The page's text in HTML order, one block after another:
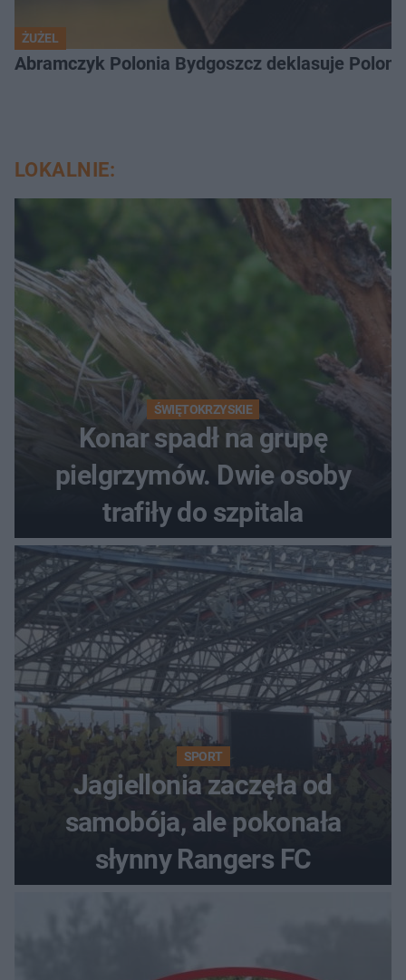
ŻUŻEL
Abramczyk Polonia Bydgoszcz deklasuje
LOKALNIE:
ŚWIĘTOKRZYSKIE
Konar spadł na grupę
pielgrzymów. Dwie osoby
trafiły do szpitala
SPORT
Jagiellonia zaczęła od
samobója, ale pokonała
słynny Rangers FC